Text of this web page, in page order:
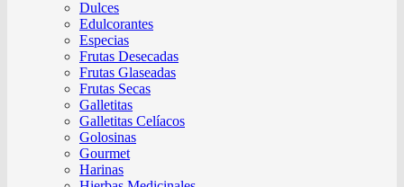
Dulces
Edulcorantes
Especias
Frutas Desecadas
Frutas Glaseadas
Frutas Secas
Galletitas
Galletitas Celíacos
Golosinas
Gourmet
Harinas